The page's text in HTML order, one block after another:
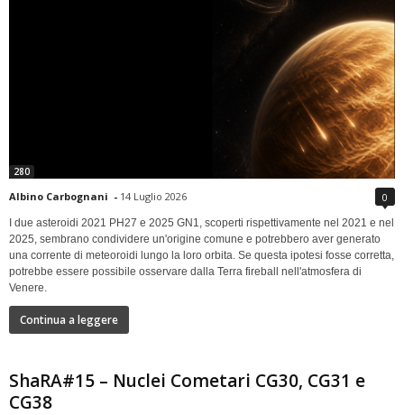
280
Albino Carbognani - 14 Luglio 2026 0
I due asteroidi 2021 PH27 e 2025 GN1, scoperti rispettivamente nel 2021 e nel
2025, sembrano condividere un'origine comune e potrebbero aver generato
una corrente di meteoroidi lungo la loro orbita. Se questa ipotesi fosse corretta,
potrebbe essere possibile osservare dalla Terra fireball nell'atmosfera di
Venere.
Continua a leggere
ShaRA#15 – Nuclei Cometari CG30, CG31 e
CG38